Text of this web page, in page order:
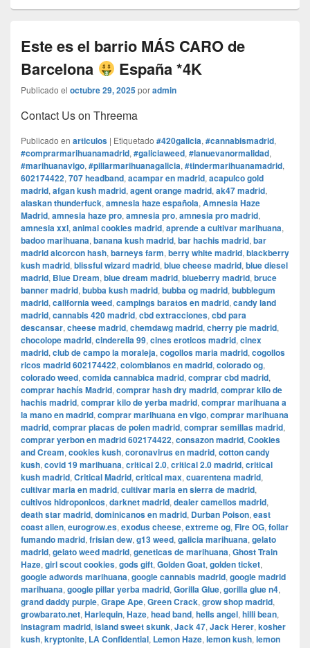
Este es el barrio MÁS CARO de
Barcelona
España *4K
Publicado el octubre 29, 2025poradmin
Contact Us on Threema
Publicado en articulos | Etiquetado #420galicia, #cannabismadrid,
#comprarmarihuanamadrid, #galiciaweed, #lanuevanormalidad,
#marihuanavigo, #pillarmarihuanagalicia, #tindermarihuanamadrid,
602174422, 707 headband, acampar en madrid, acapulco gold
madrid, afgan kush madrid, agent orange madrid, ak47 madrid,
alaskan thunderfuck, amnesia haze española, Amnesia Haze
Madrid, amnesia haze pro, amnesia pro, amnesia pro madrid,
amnesia xxl, animal cookies madrid, aprende a cultivar marihuana,
badoo marihuana, banana kush madrid, bar hachis madrid, bar
madrid alcorcon hash, barneys farm, berry white madrid, blackberry
kush madrid, blissful wizard madrid, blue cheese madrid, blue diesel
madrid, Blue Dream, blue dream madrid, blueberry madrid, bruce
banner madrid, bubba kush madrid, bubba og madrid, bubblegum
madrid, california weed, campings baratos en madrid, candy land
madrid, cannabis 420 madrid, cbd extracciones, cbd para
descansar, cheese madrid, chemdawg madrid, cherry pie madrid,
chocolope madrid, cinderella 99, cines eroticos madrid, cinex
madrid, club de campo la moraleja, cogollos maria madrid, cogollos
ricos madrid 602174422, colombianos en madrid, colorado og,
colorado weed, comida cannabica madrid, comprar cbd madrid,
comprar hachís Madrid, comprar hash dry madrid, comprar kilo de
hachis madrid, comprar kilo de yerba madrid, comprar marihuana a
la mano en madrid, comprar marihuana en vigo, comprar marihuana
madrid, comprar placas de polen madrid, comprar semillas madrid,
comprar yerbon en madrid 602174422, consazon madrid, Cookies
and Cream, cookies kush, coronavirus en madrid, cotton candy
kush, covid 19 marihuana, critical 2.0, critical 2.0 madrid, critical
kush madrid, Critical Madrid, critical max, cuarentena madrid,
cultivar maria en madrid, cultivar maria en sierra de madrid,
cultivos hidroponicos, darknet madrid, dealer camellos madrid,
death star madrid, dominicanos en madrid, Durban Poison, east
coast alien, eurogrow.es, exodus cheese, extreme og, Fire OG, follar
fumando madrid, frisian dew, g13 weed, galicia marihuana, gelato
madrid, gelato weed madrid, geneticas de marihuana, Ghost Train
Haze, girl scout cookies, gods gift, Golden Goat, golden ticket,
google adwords marihuana, google cannabis madrid, google madrid
marihuana, google pillar yerba madrid, Gorilla Glue, gorilla glue n4,
grand daddy purple, Grape Ape, Green Crack, grow shop madrid,
growbarato.net, Harlequin, Haze, head band, hells angel, hilli bean,
instagram madrid, island sweet skunk, Jack 47, Jack Herer, kosher
kush, kryptonite, LA Confidential, Lemon Haze, lemon kush, lemon